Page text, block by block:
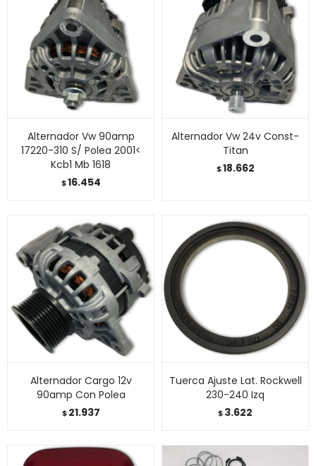
Alternador Vw 90amp
17220-310 S/ Polea 2001<
Kcb1 Mb 1618
$16.454
Alternador Vw 24v Const-
Titan
$18.662
Alternador Cargo 12v
90amp Con Polea
$ 21.937
Tuerca Ajuste Lat. Rockwell
230-240 Izq
$3.622